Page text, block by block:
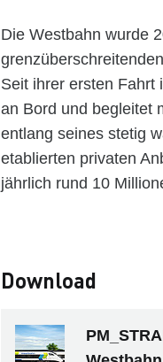
Die Westbahn wurde
Seit ihrer ersten Fahrt
an Bord und begleitet
entlang seines stetig
etablierten privaten
jährlich rund 10
Download